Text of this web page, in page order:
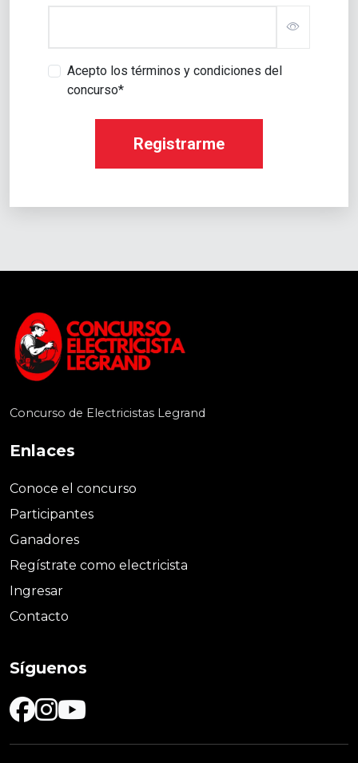
Acepto los términos y condiciones del
concurso*
Registrarme
Concurso de Electricistas Legrand
Enlaces
Conoce el concurso
Participantes
Ganadores
Regístrate como electricista
Ingresar
Contacto
Síguenos